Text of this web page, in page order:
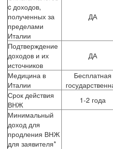
c доходов,
полученных за
пределами
Италии
ДА
Подтверждение
доходов и их
источников
ДА
Медицина в
Италии
Бесплатная
Срок действия
ВНЖ
1-2 года
Минимальный
доход для
продления ВНЖ
для заявителя*